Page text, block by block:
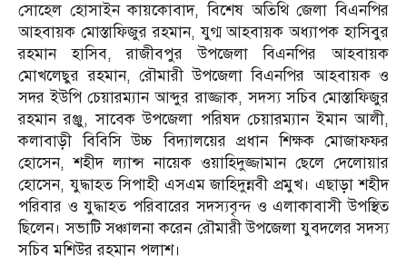
সোহেল হোসাইন কায়কোবাদ, বিশেষ অতিথি জেলা বিএনপির
আহবায়ক মোস্তাফিজুর রহমান, যুগ্ম আহবায়ক অধ্যাপক হাসিবুর
রহমান হাসিব, রাজীবপুর উপজেলা বিএনপির আহবায়ক
মোখলেছুর রহমান, রৌমারী উপজেলা বিএনপির আহবায়ক ও
সদর ইউপি চেয়ারম্যান আব্দুর রাজ্জাক, সদস্য সচিব মোস্তাফিজুর
রহমান রঞ্জু, সাবেক উপজেলা পরিষদ চেয়ারম্যান ইমান আলী,
কলাবাড়ী বিবিসি উচ্চ বিদ্যালয়ের প্রধান শিক্ষক মোজাফ্ফর
হোসেন, শহীদ ল্যান্স নায়েক ওয়াহিদুজ্জামান ছেলে দেলোয়ার
হোসেন, যুদ্ধাহত সিপাহী এসএম জাহিদুন্নবী প্রমুখ। এছাড়া শহীদ
পরিবার ও যুদ্ধাহত পরিবারের সদস্যবৃন্দ ও এলাকাবাসী উপস্থিত
ছিলেন। সভাটি সঞ্চালনা করেন রৌমারী উপজেলা যুবদলের সদস্য
সচিব মশিউর রহমান পলাশ।